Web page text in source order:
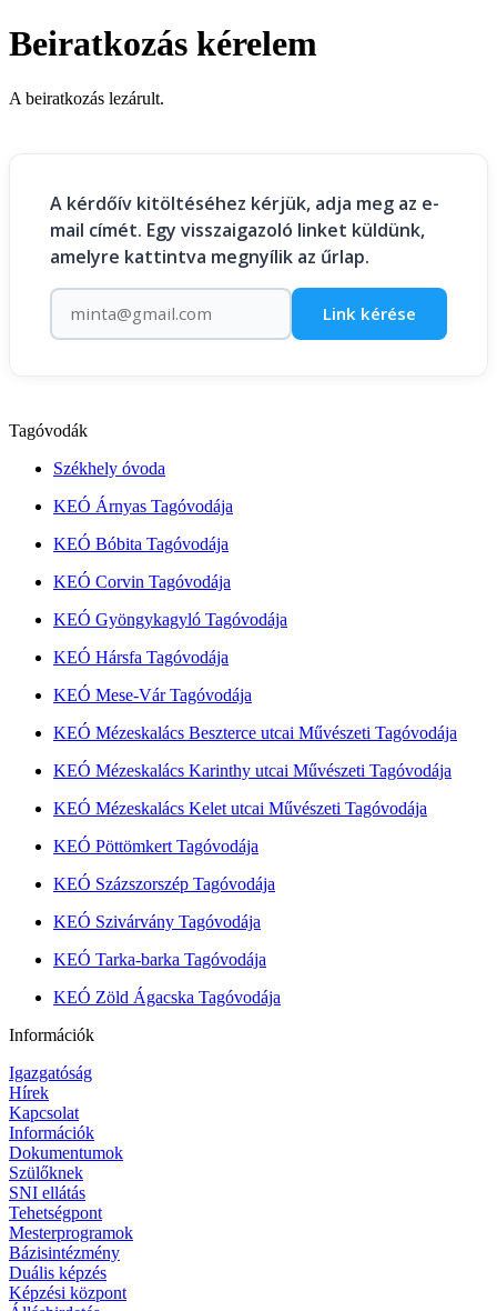
Beiratkozás kérelem
A beiratkozás lezárult.
A kérdőív kitöltéséhez kérjük, adja meg az e-
mail címét. Egy visszaigazoló linket küldünk,
amelyre kattintva megnyílik az űrlap.
Link kérése
Tagóvodák
Székhely óvoda
KEÓ Árnyas Tagóvodája
KEÓ Bóbita Tagóvodája
KEÓ Corvin Tagóvodája
KEÓ Gyöngykagyló Tagóvodája
KEÓ Hársfa Tagóvodája
KEÓ Mese-Vár Tagóvodája
KEÓ Mézeskalács Beszterce utcai Művészeti Tagóvodája
KEÓ Mézeskalács Karinthy utcai Művészeti Tagóvodája
KEÓ Mézeskalács Kelet utcai Művészeti Tagóvodája
KEÓ Pöttömkert Tagóvodája
KEÓ Százszorszép Tagóvodája
KEÓ Szivárvány Tagóvodája
KEÓ Tarka-barka Tagóvodája
KEÓ Zöld Ágacska Tagóvodája
Információk
Igazgatóság
Hírek
Kapcsolat
Információk
Dokumentumok
Szülőknek
SNI ellátás
Tehetségpont
Mesterprogramok
Bázisintézmény
Duális képzés
Képzési központ